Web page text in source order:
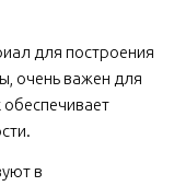
для построения
очень важен для
обеспечивает
в